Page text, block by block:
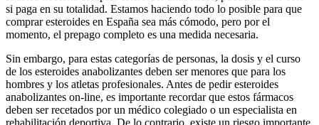
si paga en su totalidad. Estamos haciendo todo lo posible para que
comprar esteroides en España sea más cómodo, pero por el
momento, el prepago completo es una medida necesaria.
Sin embargo, para estas categorías de personas, la dosis y el curso
de los esteroides anabolizantes deben ser menores que para los
hombres y los atletas profesionales. Antes de pedir esteroides
anabolizantes on-line, es importante recordar que estos fármacos
deben ser recetados por un médico colegiado o un especialista en
rehabilitación deportiva. De lo contrario, existe un riesgo importante